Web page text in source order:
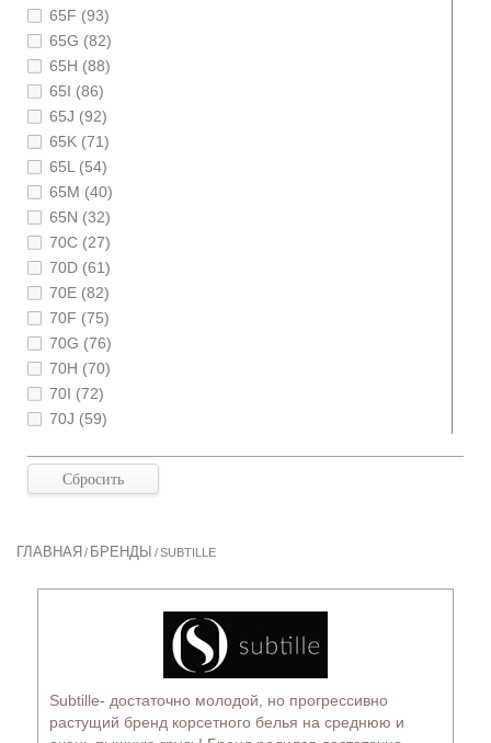
65F (93)
65G (82)
65H (88)
65I (86)
65J (92)
65K (71)
65L (54)
65M (40)
65N (32)
70C (27)
70D (61)
70E (82)
70F (75)
70G (76)
70H (70)
70I (72)
70J (59)
70L (45)
70M (34)
75B (6)
75D (93)
75H (69)
75I (52)
ГЛАВНАЯ / БРЕНДЫ /SUBTILLE
Subtille- достаточно молодой, но прогрессивно
растущий бренд корсетного белья на среднюю и